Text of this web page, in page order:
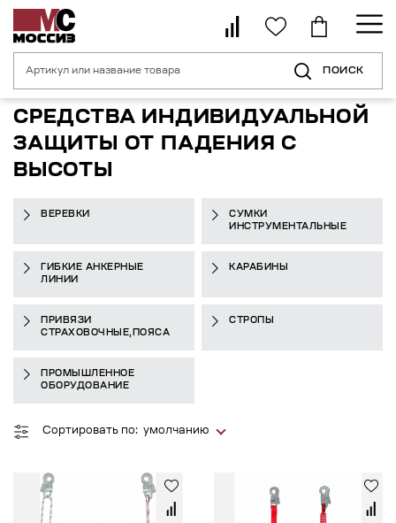
ПОИСК
Главная страница Средства индивидуальной защиты от
СРЕДСТВА ИНДИВИДУАЛЬНОЙ
ЗАЩИТЫ ОТ ПАДЕНИЯ С
ВЫСОТЫ
ВЕРЕВКИ
СУМКИ
ИНСТРУМЕНТАЛЬНЫЕ
ГИБКИЕ АНКЕРНЫЕ
ЛИНИИ
КАРАБИНЫ
ПРИВЯЗИ
СТРАХОВОЧНЫЕ,ПОЯСА
СТРОПЫ
ПРОМЫШЛЕННОЕ
ОБОРУДОВАНИЕ
Сортировать по: умолчанию